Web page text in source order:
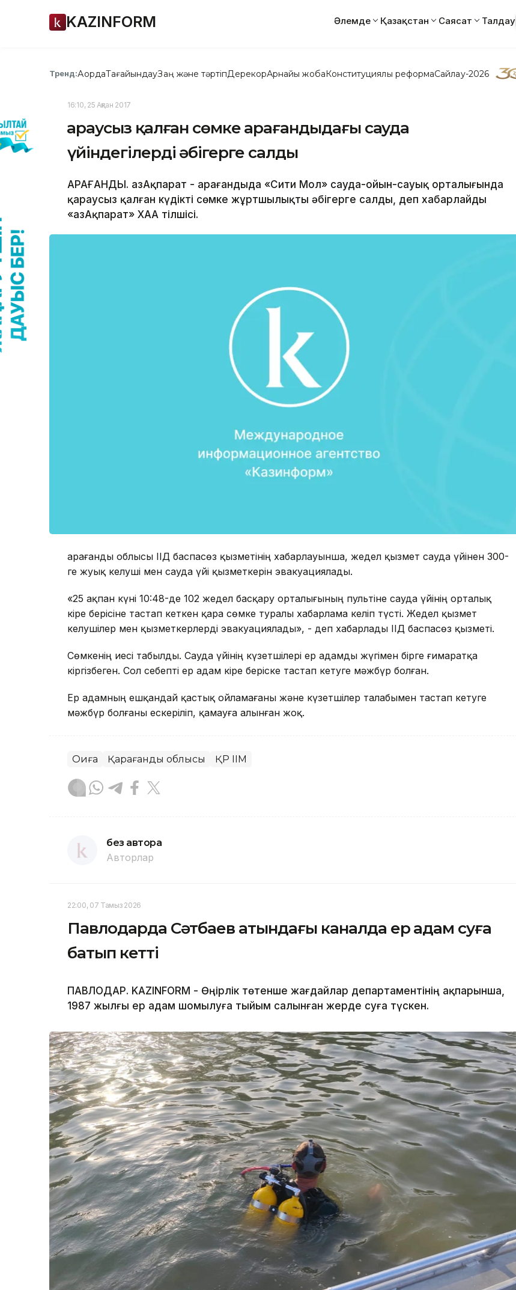
KAZINFORM Әлемде Қазақстан Саясат Талдау
Тренд:АқордаТағайындауЗаң және тәртіпДерекқорАрнайы жобаКонституциялық реформаСайлау-2026
16:10, 25 Ақпан 2017
Қараусыз қалған сөмке Қарағандыдағы сауда
үйіндегілерді әбігерге салды
ҚАРАҒАНДЫ. ҚазАқпарат - Қарағандыда «Сити Мол» сауда-ойын-сауық орталығында
қараусыз қалған күдікті сөмке жұртшылықты әбігерге салды, деп хабарлайды
«ҚазАқпарат» ХАА тілшісі.
Қарағанды облысы ІІД баспасөз қызметінің хабарлауынша, жедел қызмет сауда үйінен 300-
ге жуық келуші мен сауда үйі қызметкерін эвакуациялады.
«25 ақпан күні 10:48-де 102 жедел басқару орталығының пультіне сауда үйінің орталық
кіре берісіне тастап кеткен қара сөмке туралы хабарлама келіп түсті. Жедел қызмет
келушілер мен қызметкерлерді эвакуациялады», - деп хабарлады ІІД баспасөз қызметі.
Сөмкенің иесі табылды. Сауда үйінің күзетшілері ер адамды жүгімен бірге ғимаратқа
кіргізбеген. Сол себепті ер адам кіре беріске тастап кетуге мәжбүр болған.
Ер адамның ешқандай қастық ойламағаны және күзетшілер талабымен тастап кетуге
мәжбүр болғаны ескеріліп, қамауға алынған жоқ.
Оқиға Қарағанды облысы ҚР ІІМ
без автора
Авторлар
22:00, 07 Тамыз 2026
Павлодарда Сәтбаев атындағы каналда ер адам суға
батып кетті
ПАВЛОДАР. KAZINFORM - Өңірлік төтенше жағдайлар департаментінің ақпарынша,
1987 жылғы ер адам шомылуға тыйым салынған жерде суға түскен.